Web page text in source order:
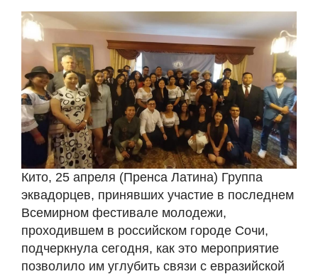
Кито, 25 апреля (Пренса Латина) Группа
эквадорцев, принявших участие в последнем
Всемирном фестивале молодежи,
проходившем в российском городе Сочи,
подчеркнула сегодня, как это мероприятие
позволило им углубить связи с евразийской